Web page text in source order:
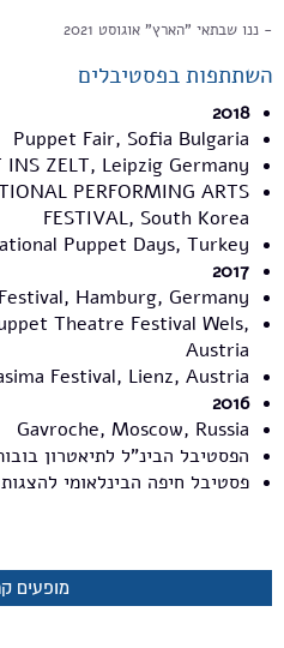
ננו שבתאי "הארץ" אוגוסט 2021
השתתפות בפסטיבלים
2018
Puppet Fair, Sofia Bulgaria
INS ZELT, Leipzig Germany
PERFORMING ARTS
FESTIVAL, South Korea
Puppet Days, Turkey
2017
Hamburg, Germany
Theatre Festival Wels,
Austria
Festival, Lienz, Austria
2016
Gavroche, Moscow, Russia
הפסטיבל הבינ"ל לתיאטרון
פסטיבל חיפה הבינלאומי
מופעים